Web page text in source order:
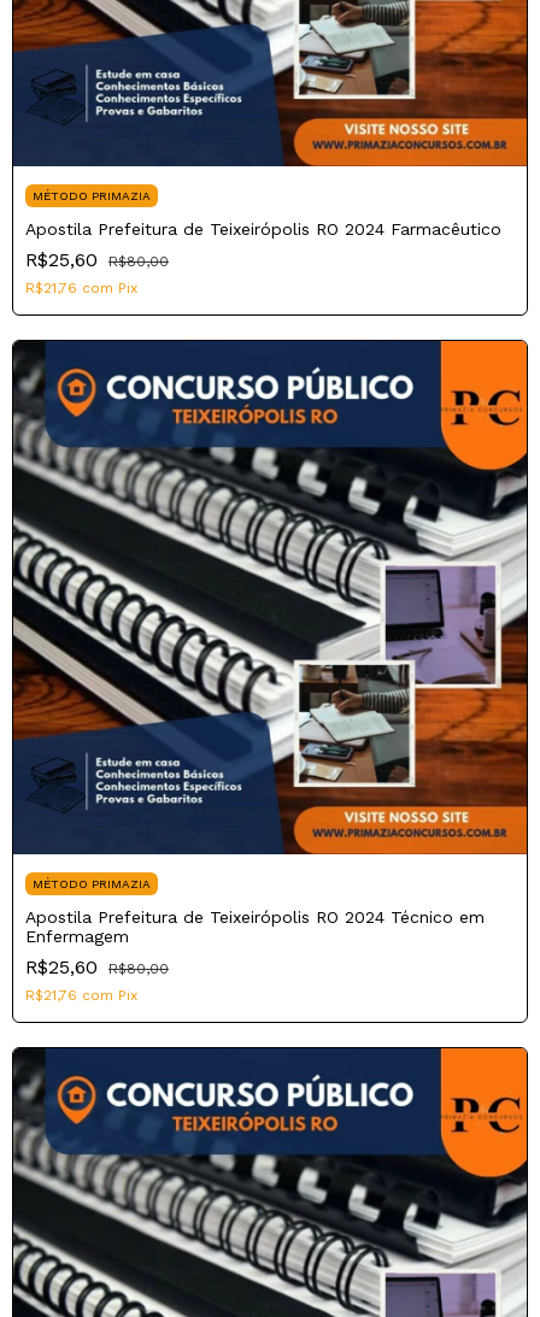
MÉTODO PRIMAZIA
Apostila Prefeitura de Teixeirópolis RO 2024 Farmacêutico
R$25,60
R$80,00
R$21,76 com Pix
MÉTODO PRIMAZIA
Apostila Prefeitura de Teixeirópolis RO 2024 Técnico em
Enfermagem
R$25,60
R$80,00
R$21,76 com Pix